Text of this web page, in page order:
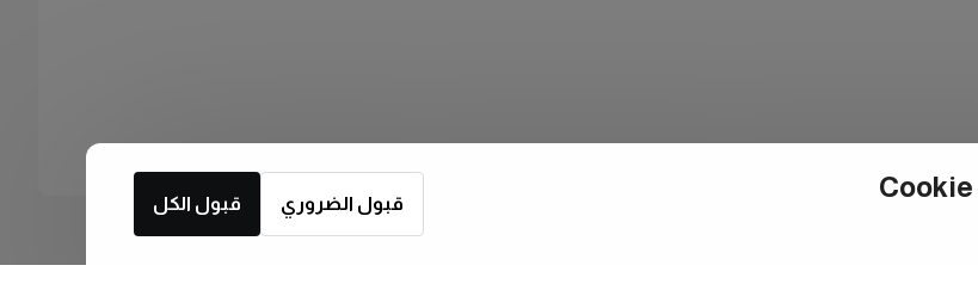
قبول الكل قبول الضروري